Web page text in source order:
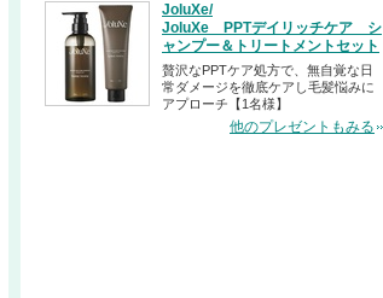
JoluXe/
JoluXe PPTデイリッチケア シ
ャンプー＆トリートメントセット
贅沢なPPTケア処方で、無自覚な日
常ダメージを徹底ケアし毛髪悩みに
アプローチ【1名様】
他のプレゼントもみる